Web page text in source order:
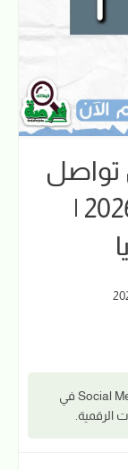
تواصل
اجتماعي في الخرطوم 2026 |
مطلوب Social Media Specialist في
الرقمية.